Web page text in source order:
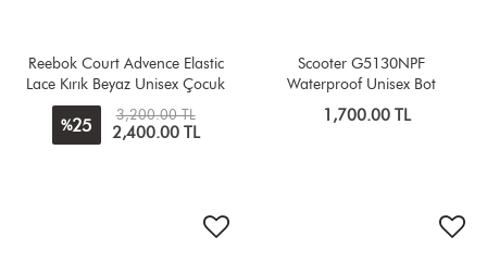
Reebok Court Advence Elastic
Lace Kırık Beyaz Unisex Çocuk
Sneaker
%25
3,200.00 TL
2,400.00 TL
Scooter G5130NPF
Waterproof Unisex Bot
1,700.00 TL